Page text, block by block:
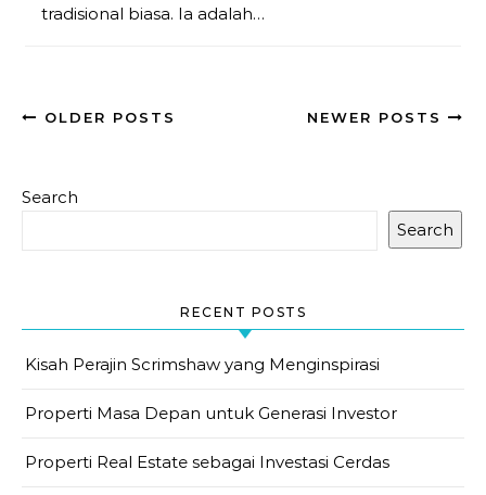
tradisional biasa. Ia adalah…
OLDER POSTS NEWER POSTS
Search
Search
RECENT POSTS
Kisah Perajin Scrimshaw yang Menginspirasi
Properti Masa Depan untuk Generasi Investor
Properti Real Estate sebagai Investasi Cerdas